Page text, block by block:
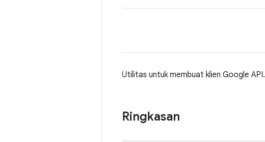
Utilitas untuk membuat klien Google API.
Ringkasan